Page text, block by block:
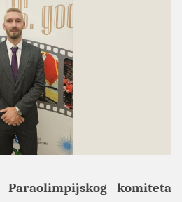
Paraolimpijskog komiteta